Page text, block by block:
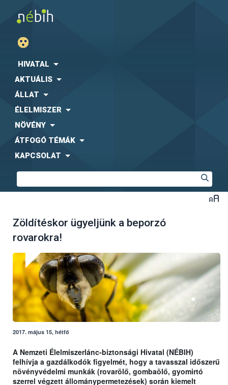
HIVATAL
AKTUÁLIS
ÁLLAT
ÉLELMISZER
NÖVÉNY
ÁTFOGÓ TÉMÁK
KAPCSOLAT
Zöldítéskor ügyeljünk a beporzó
rovarokra!
2017. május 15, hétfő
A Nemzeti Élelmiszerlánc-biztonsági Hivatal (NÉBIH)
felhívja a gazdálkodók figyelmét, hogy a tavasszal időszerű
növényvédelmi munkák (rovarölő, gombaölő, gyomirtó
szerrel végzett állománypermetezések) során kiemelt